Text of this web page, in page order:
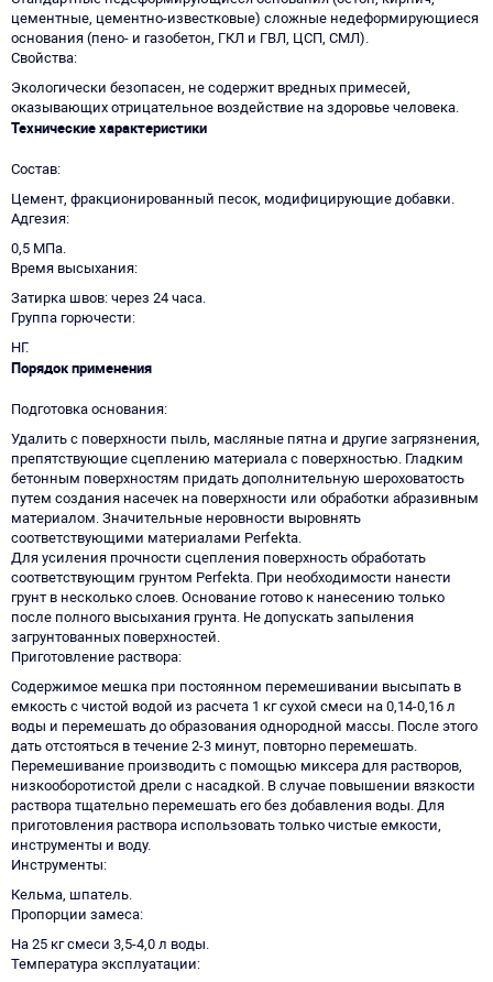
цементные, цементно-известковые) сложные недеформирующиеся
основания (пено- и газобетон, ГКЛ и ГВЛ, ЦСП, СМЛ).
Свойства
Экологически безопасен, не содержит вредных примесей,
оказывающих отрицательное воздействие на здоровье человека.
Технические характеристики
Состав
Цемент, фракционированный песок, модифицирующие добавки.
Адгезия
0,5 МПа.
Время высыхания
Затирка швов: через 24 часа.
Группа горючести
НГ.
Порядок применения
Подготовка основания
Удалить с поверхности пыль, масляные пятна и другие загрязнения,
препятствующие сцеплению материала с поверхностью. Гладким
бетонным поверхностям придать дополнительную шероховатость
путем создания насечек на поверхности или обработки абразивным
материалом. Значительные неровности выровнять
соответствующими материалами Perfekta.
Для усиления прочности сцепления поверхность обработать
соответствующим грунтом Perfekta. При необходимости нанести
грунт в несколько слоев. Основание готово к нанесению только
после полного высыхания грунта. Не допускать запыления
загрунтованных поверхностей.
Приготовление раствора
Содержимое мешка при постоянном перемешивании высыпать в
емкость с чистой водой из расчета 1 кг сухой смеси на 0,14-0,16 л
воды и перемешать до образования однородной массы. После этого
дать отстояться в течение 2-3 минут, повторно перемешать.
Перемешивание производить с помощью миксера для растворов,
низкооборотистой дрели с насадкой. В случае повышении вязкости
раствора тщательно перемешать его без добавления воды. Для
приготовления раствора использовать только чистые емкости,
инструменты и воду.
Инструменты
Кельма, шпатель.
Пропорции замеса
На 25 кг смеси 3,5-4,0 л воды.
Температура эксплуатации